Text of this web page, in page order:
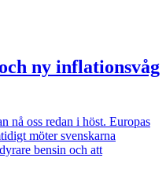
ny inflationsvåg
nå oss redan i höst. Europas
möter svenskarna
bensin och att